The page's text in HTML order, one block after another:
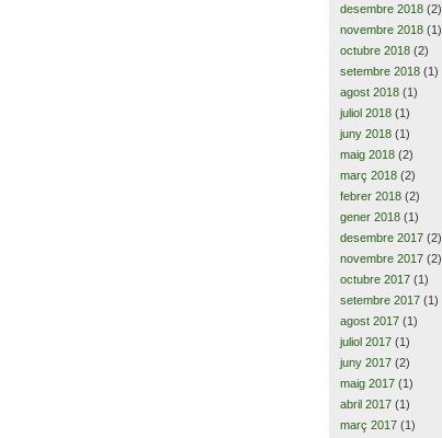
desembre 2018 (2)
novembre 2018 (1)
octubre 2018 (2)
setembre 2018 (1)
agost 2018 (1)
juliol 2018 (1)
juny 2018 (1)
maig 2018 (2)
març 2018 (2)
febrer 2018 (2)
gener 2018 (1)
desembre 2017 (2)
novembre 2017 (2)
octubre 2017 (1)
setembre 2017 (1)
agost 2017 (1)
juliol 2017 (1)
juny 2017 (2)
maig 2017 (1)
abril 2017 (1)
març 2017 (1)